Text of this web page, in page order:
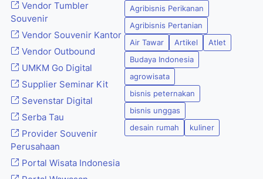
Vendor Tumbler
Souvenir
Vendor Souvenir Kantor
Vendor Outbound
UMKM Go Digital
Supplier Seminar Kit
Sevenstar Digital
Serba Tau
Provider Souvenir
Perusahaan
Portal Wisata Indonesia
Agribisnis Perikanan
Agribisnis Pertanian
Air Tawar
Artikel
Atlet
Budaya Indonesia
agrowisata
bisnis peternakan
bisnis unggas
desain rumah
kuliner